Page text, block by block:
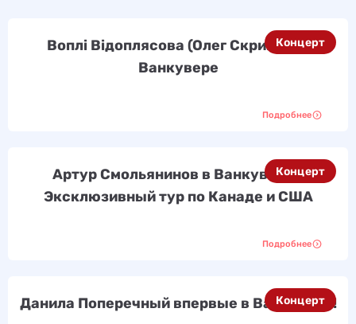
Концерт
Воплі Відоплясова (Олег Скрипка) в
Ванкувере
Подробнее
Концерт
Артур Смольянинов в Ванкувере -
Эксклюзивный тур по Канаде и США
Подробнее
Концерт
Данила Поперечный впервые в Ванкувере!